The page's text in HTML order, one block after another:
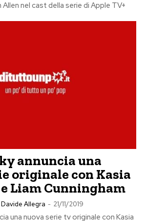
nel cast della serie di Apple TV+
annuncia una
originale con Kasia
Liam Cunningham
Davide Allegra - 21/11/2019
una nuova serie tv originale con Kasia